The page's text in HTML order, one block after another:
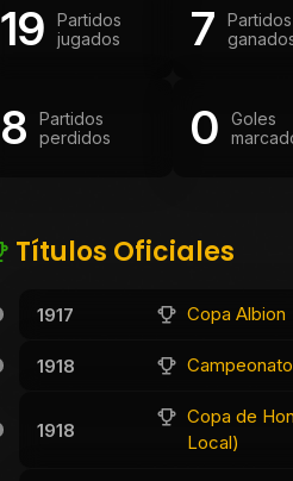
19
Partidos
jugados
7
Partidos
8
Partidos
perdidos
0
Goles
Títulos Oficiales
1917 Copa Albion
1918
1918
Copa de
Local)